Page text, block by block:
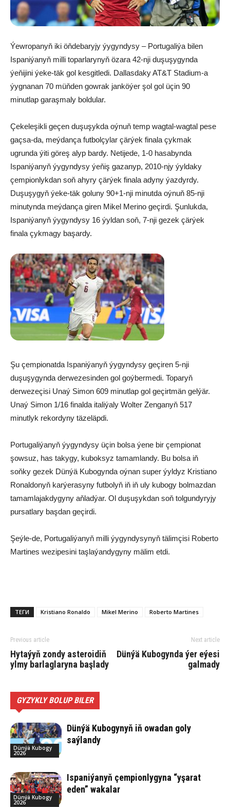
Ýewropanyň iki öňdebaryjy ýygyndysy – Portugaliýa bilen
Ispaniýanyň milli toparlarynyň özara 42-nji duşuşygynda
ýeňijini ýeke-täk gol kesgitledi. Dallasdaky AT&T Stadium-a
ýygnanan 70 müňden gowrak janköýer şol gol üçin 90
minutlap garaşmaly boldular.
Çekeleşikli geçen duşuşykda oýnuň temp wagtal-wagtal pese
gaçsa-da, meýdança futbolçylar çärýek finala çykmak
ugrunda ýiti göreş alyp bardy. Netijede, 1-0 hasabynda
Ispaniýanyň ýygyndysy ýeňiş gazanyp, 2010-njy ýyldaky
çempionlykdan soň ahyry çärýek finala adyny ýazdyrdy.
Duşuşygyň ýeke-täk goluny 90+1-nji minutda oýnuň 85-nji
minutynda meýdança giren Mikel Merino geçirdi. Şunlukda,
Ispaniýanyň ýygyndysy 16 ýyldan soň, 7-nji gezek çärýek
finala çykmagy başardy.
Şu çempionatda Ispaniýanyň ýygyndysy geçiren 5-nji
duşuşygynda derwezesinden gol goýbermedi. Toparyň
derwezeçisi Unaý Simon 609 minutlap gol geçirtmän gelýär.
Unaý Simon 1/16 finalda italiýaly Wolter Zenganyň 517
minutlyk rekordyny täzeläpdi.
Portugaliýanyň ýygyndysy üçin bolsa ýene bir çempionat
şowsuz, has takygy, kuboksyz tamamlandy. Bu bolsa iň
soňky gezek Dünýä Kubogynda oýnan super ýyldyz Kristiano
Ronaldonyň karýerasyny futbolyň iň iň uly kubogy bolmazdan
tamamlajakdygyny aňladýar. Ol duşuşykdan soň tolgundyryjy
pursatlary başdan geçirdi.
Şeýle-de, Portugaliýanyň milli ýygyndysynyň tälimçisi Roberto
Martines wezipesini taşlaýandygyny mälim etdi.
ТЕГИ Kristiano Ronaldo Mikel Merino Roberto Martines
Previous article
Hytaýyň zondy asteroidiň
ylmy barlaglaryna başlady
Next article
Dünýä Kubogynda ýer eýesi
galmady
GYZYKLY BOLUP BILER
Dünýä Kubogy
2026
Dünýä Kubogynyň iň owadan goly
saýlandy
Dünýä Kubogy
2026
Ispaniýanyň çempionlygyna “yşarat
eden” wakalar